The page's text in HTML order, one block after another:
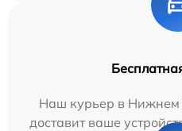
Наш курьер в Нижнем
доставит ваше